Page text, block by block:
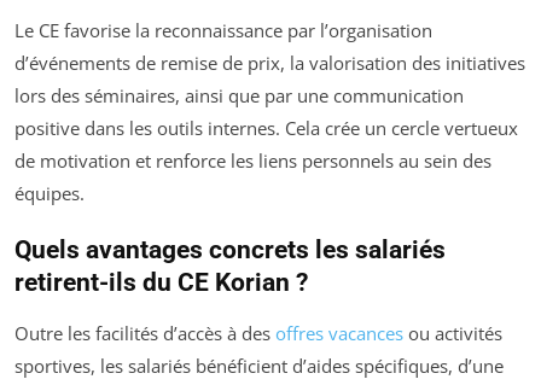
Le CE favorise la reconnaissance par l’organisation
d’événements de remise de prix, la valorisation des initiatives
lors des séminaires, ainsi que par une communication
positive dans les outils internes. Cela crée un cercle vertueux
de motivation et renforce les liens personnels au sein des
équipes.
Quels avantages concrets les salariés
retirent-ils du CE Korian ?
Outre les facilités d’accès à des offres vacances ou activités
sportives, les salariés bénéficient d’aides spécifiques, d’une